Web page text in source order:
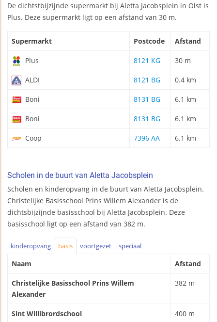
De dichtstbijzijnde supermarkt bij Aletta Jacobsplein in Olst is
Plus. Deze supermarkt ligt op een afstand van 30 m.
Supermarkt Postcode Afstand
Plus 8121 KG 30 m
ALDI 8121 BG 0.4 km
Boni 8131 BG 6.1 km
Boni 8131 BG 6.1 km
Coop 7396 AA 6.1 km
Scholen in de buurt van Aletta Jacobsplein
Scholen en kinderopvang in de buurt van Aletta Jacobsplein.
Christelijke Basisschool Prins Willem Alexander is de
dichtsbijzijnde basisschool bij Aletta Jacobsplein. Deze
basisschool ligt op een afstand van 382 m.
kinderopvang basis voortgezet speciaal
Naam Afstand
Christelijke Basisschool Prins Willem
Alexander
382 m
Sint Willibrordschool 400 m